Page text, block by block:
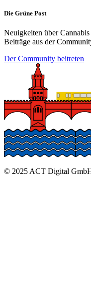
Die Grüne Post
Neuigkeiten über
Beiträge aus der
Der Community beitreten
© 2025 ACT Digital